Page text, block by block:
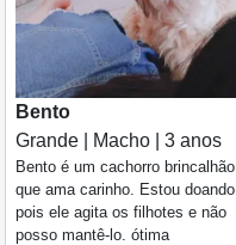
Bento
Grande | Macho | 3 anos
Bento é um cachorro brincalhão
que ama carinho. Estou doando
pois ele agita os filhotes e não
posso mantê-lo. ótima